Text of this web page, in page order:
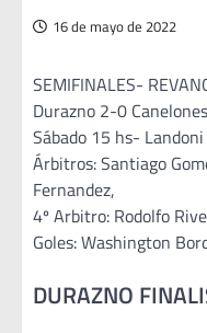
16 de mayo de 2022
SEMIFINALES-
Durazno 2-0
Sábado 15 hs- Landoni
Árbitros: Santiago
Fernandez,
4º Arbitro: Rodolfo
Goles: Washington
DURAZNO